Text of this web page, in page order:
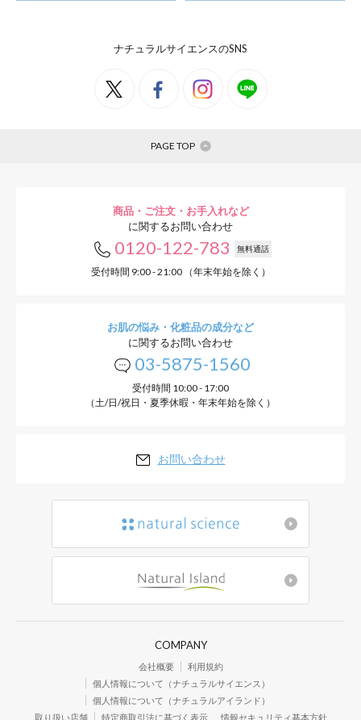
ナチュラルサイエンスのSNS
PAGE TOP
商品・ご注文・お手入れなど
に関するお問い合わせ
0120-122-783 無料通話
受付時間 9:00 - 21:00 （年末年始を除く）
お肌の悩み・化粧品の成分など
に関するお問い合わせ
03-5875-1560
受付時間 10:00 - 17:00
（土/日/祝日・夏季休暇・年末年始を除く）
お問い合わせ
COMPANY
会社概要
利用規約
個人情報について（ナチュラルサイエンス）
個人情報について（ナチュラルアイランド）
取り扱い店舗
特定商取引法に基づく表示 情報セキュリティ基本方針